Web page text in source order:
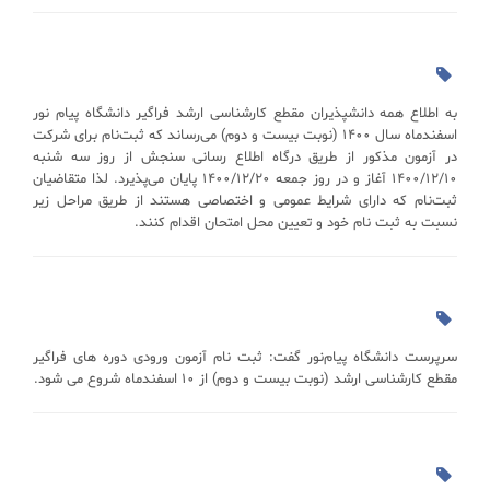
به اطلاع همه دانشپذیران مقطع کارشناسی ارشد فراگیر دانشگاه پیام نور
اسفندماه سال 1400 (نوبت بیست و دوم) می‌رساند که ثبت‌نام برای شرکت
در آزمون مذکور از طریق درگاه اطلاع رسانی سنجش از روز سه شنبه
1400/12/10 آغاز و در روز جمعه 1400/12/20 پایان می‌پذیرد. لذا متقاضیان
ثبت‌نام که دارای شرایط عمومی و اختصاصی هستند از طریق مراحل زیر
نسبت به ثبت نام خود و تعیین محل امتحان اقدام کنند.
سرپرست دانشگاه پیام‌نور گفت: ثبت نام آزمون ورودی دوره های فراگیر
مقطع کارشناسی ارشد (نوبت بیست و دوم) از ۱۰ اسفندماه شروع می شود.